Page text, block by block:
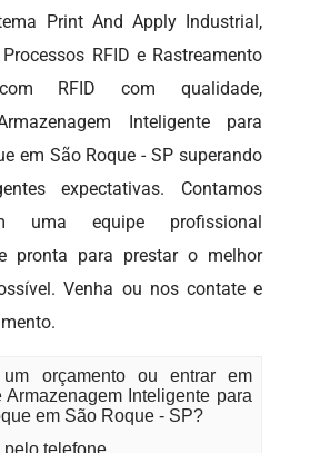
Print And Apply Industrial,
RFID e Rastreamento
RFID com qualidade,
Inteligente para
em São Roque - SP superando
expectativas. Contamos
uma equipe profissional
pronta para prestar o melhor
Venha ou nos contate e
orçamento ou entrar em
Armazenagem Inteligente para
em São Roque - SP?
pelo telefone